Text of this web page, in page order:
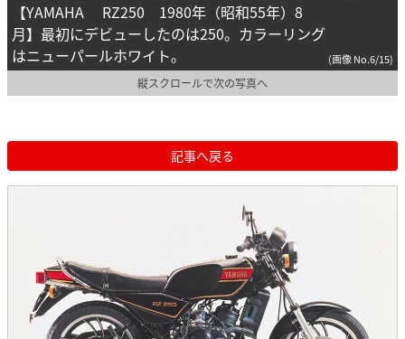
【YAMAHA RZ250 1980年（昭和55年）8
月】最初にデビューしたのは250。カラーリング
はニューパールホワイト。
(画像 No.6/15)
縦スクロールで次の写真へ
記事へ戻る